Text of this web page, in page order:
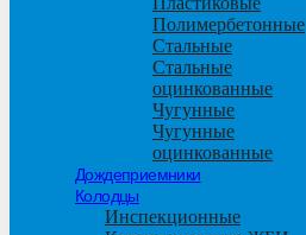
Полимербетонные
Стальные
Стальные
оцинкованные
Чугунные
Чугунные
оцинкованные
Дождеприемники
Колодцы
Инспекционные